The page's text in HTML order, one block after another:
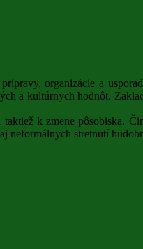
organizácie a
a kultúrnych hodnôt.
k zmene pôsobiska.
neformálnych stretnutí